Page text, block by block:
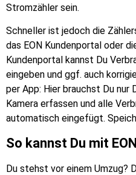
Stromzähler sein.
Schneller ist jedoch die
das EON Kundenportal oder
Kundenportal kannst Du
eingeben und ggf. auch
per App: Hier brauchst Du nur
Kamera erfassen und alle
automatisch eingefügt.
So kannst Du mit
Du stehst vor einem Umzug?